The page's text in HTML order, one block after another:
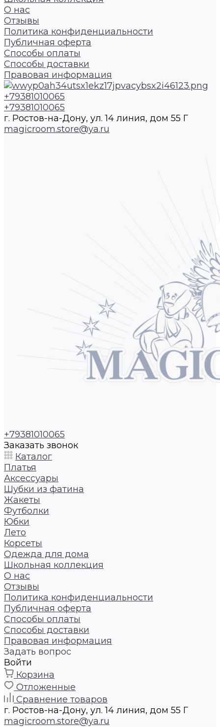
О нас
Отзывы
Политика конфиденциальности
Публичная оферта
Способы оплаты
Способы доставки
Правовая информация
+79381010065
+79381010065
г. Ростов-на-Дону, ул. 14 линия, дом 55 Г
magicroom.store@ya.ru
+79381010065
Заказать звонок
Каталог
Платья
Аксессуары
Шубки из фатина
Жакеты
Футболки
Юбки
Лето
Корсеты
Одежда для дома
Школьная коллекция
О нас
Отзывы
Политика конфиденциальности
Публичная оферта
Способы оплаты
Способы доставки
Правовая информация
Задать вопрос
Войти
Корзина
Отложенные
Сравнение товаров
г. Ростов-на-Дону, ул. 14 линия, дом 55 Г
magicroom.store@ya.ru